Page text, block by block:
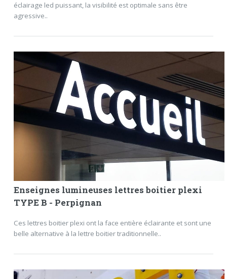
éclairage led puissant, la visibilité est optimale sans être
agressive..
Enseignes lumineuses lettres boitier plexi
TYPE B - Perpignan
Ces lettres boitier plexi ont la face entière éclairante et sont une
belle alternative à la lettre boitier traditionnelle..